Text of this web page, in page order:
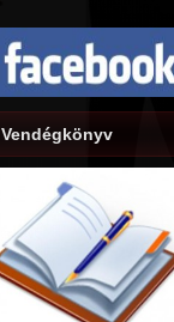
Vendégkönyv